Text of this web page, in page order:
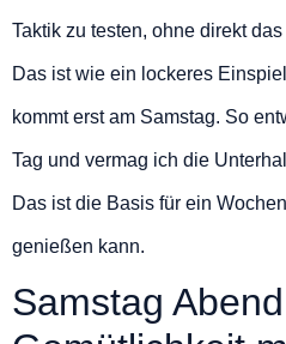
Taktik zu testen, ohne direkt
Das ist wie ein lockeres
kommt erst am Samstag. So
Tag und vermag ich die
Das ist die Basis für ein
genießen kann.
Samstag